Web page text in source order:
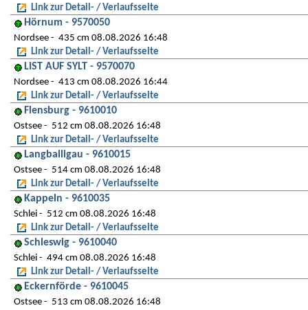
Link zur Detail- / Verlaufsseite
Hörnum - 9570050
Nordsee
435 cm 08.08.2026 16:48
Link zur Detail- / Verlaufsseite
LIST AUF SYLT - 9570070
Nordsee
413 cm 08.08.2026 16:44
Link zur Detail- / Verlaufsseite
Flensburg - 9610010
Ostsee
512 cm 08.08.2026 16:48
Link zur Detail- / Verlaufsseite
Langballigau - 9610015
Ostsee
514 cm 08.08.2026 16:48
Link zur Detail- / Verlaufsseite
Kappeln - 9610035
Schlei
512 cm 08.08.2026 16:48
Link zur Detail- / Verlaufsseite
Schleswig - 9610040
Schlei
494 cm 08.08.2026 16:48
Link zur Detail- / Verlaufsseite
Eckernförde - 9610045
Ostsee
513 cm 08.08.2026 16:48